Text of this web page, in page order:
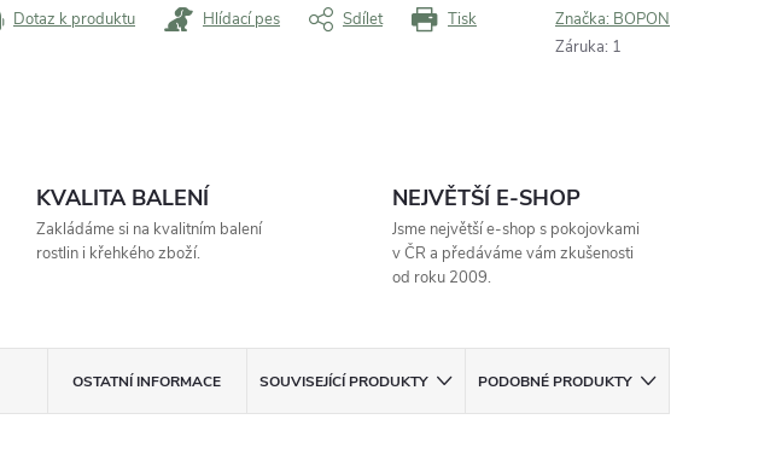
Tisk
Dotaz k produktu Hlídací pes Sdílet Značka: BOPON
Záruka: 1
KVALITA BALENÍ
Zakládáme si na kvalitním balení
rostlin i křehkého zboží.
NEJVĚTŠÍ E-SHOP
Jsme největší e-shop s pokojovkami
v ČR a předáváme vám zkušenosti
od roku 2009.
OSTATNÍ INFORMACE SOUVISEJÍCÍ PRODUKTY PODOBNÉ PRODUKTY